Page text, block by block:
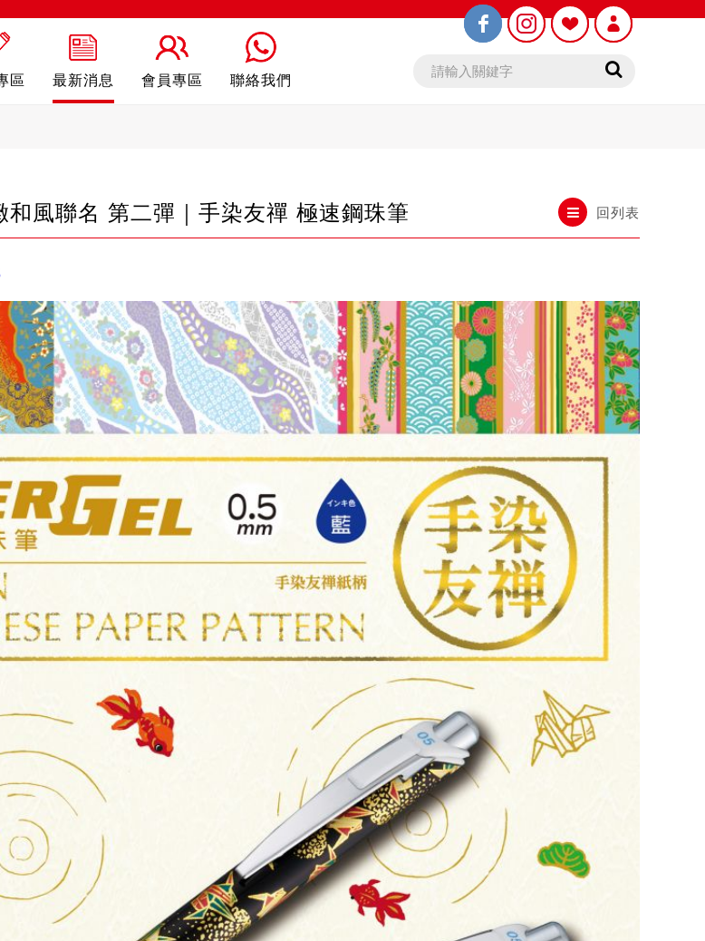
區 最新消息 會員專區 聯絡我們
回列表
和風聯名 第二彈｜手染友禪 極速鋼珠筆